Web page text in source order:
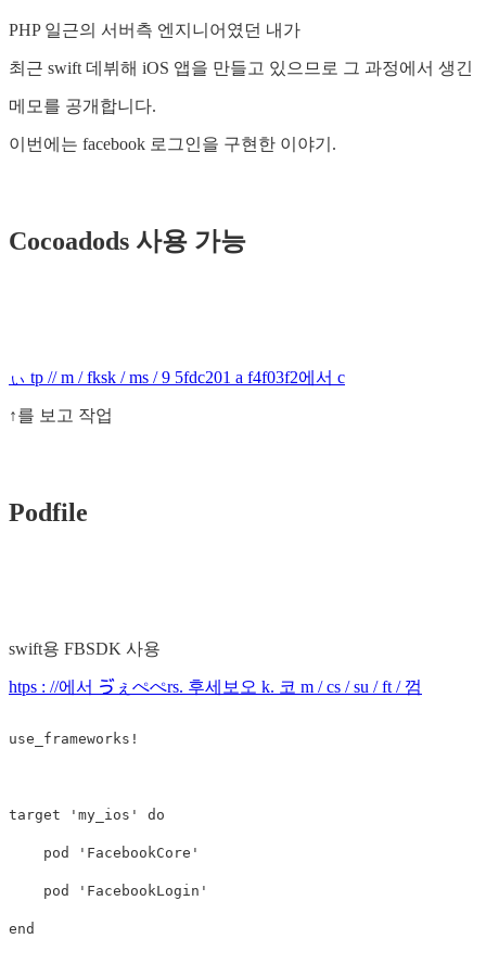
PHP 일근의 서버측 엔지니어였던 내가
최근 swift 데뷔해 iOS 앱을 만들고 있으므로 그 과정에서 생긴
메모를 공개합니다.
이번에는 facebook 로그인을 구현한 이야기.
Cocoadods 사용 가능
ぃ tp // m / fksk / ms / 9 5fdc201 a f4f03f2에서 c
↑를 보고 작업
Podfile
swift용 FBSDK 사용
htps : //에서 ゔぇぺぺrs. 후세보오 k. 코 m / cs / su / ft / 껌
use_frameworks!
target 'my_ios' do
    pod 'FacebookCore'
    pod 'FacebookLogin'